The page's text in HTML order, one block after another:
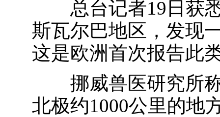
总台记者19日获悉
斯瓦尔巴地区，发现
这是欧洲首次报告此
挪威兽医研究所称
北极约1000公里的地